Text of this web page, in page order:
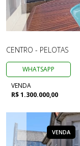
CENTRO - PELOTAS
WHATSAPP
VENDA
R$ 1.300.000,00
VENDA